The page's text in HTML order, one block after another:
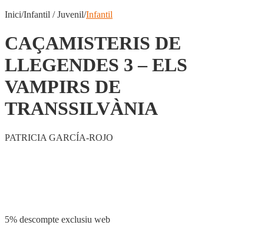
Inici/Infantil / Juvenil/Infantil
CAÇAMISTERIS DE
LLEGENDES 3 – ELS
VAMPIRS DE
TRANSSILVÀNIA
PATRICIA GARCÍA-ROJO
5% descompte exclusiu web